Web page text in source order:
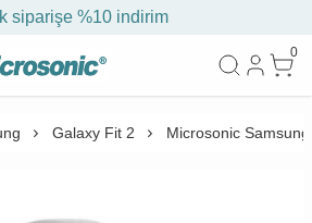
siparişe %10 indirim
0
Galaxy Fit 2 Microsonic